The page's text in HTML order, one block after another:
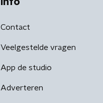
Contact
Veelgestelde vragen
App de studio
Adverteren